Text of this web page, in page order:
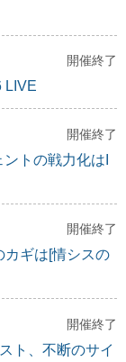
開催終了
LIVE
開催終了
トの戦力化はI
開催終了
カギは[情シスの
開催終了
ト、不断のサイ